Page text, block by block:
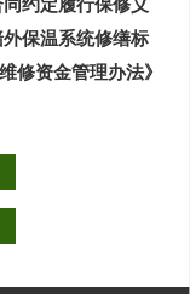
约定履行保修义
保温系统修缮标
修资金管理办法》